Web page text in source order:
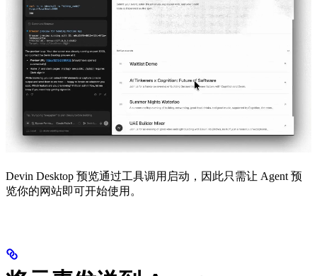
Devin Desktop 预览通过工具调用启动，因此只需让 Agent 预
览你的网站即可开始使用。